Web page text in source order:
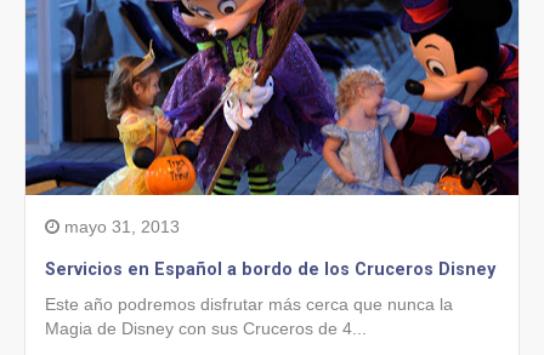
mayo 31, 2013
Servicios en Español a bordo de los Cruceros Disney
Este año podremos disfrutar más cerca que nunca la
Magia de Disney con sus Cruceros de 4...